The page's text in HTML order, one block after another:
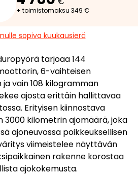
+ toimistomaksu 349 €
sopiva kuukausierä
tarjoaa 144
6-vaihteisen
vain 108 kilogramman
ajosta erittäin hallittavaa
Erityisen kiinnostava
3000 kilometrin ajomäärä, joka
ajoneuvossa poikkeuksellisen
viimeistelee näyttävän
rakenne korostaa
ajokokemusta.